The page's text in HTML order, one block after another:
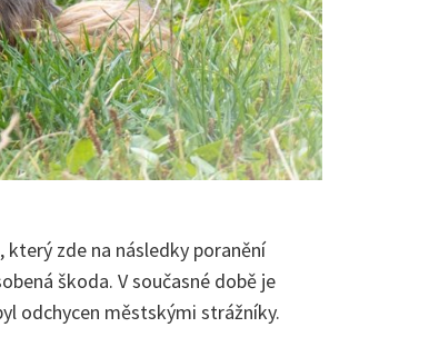
který zde na následky poranění
škoda. V současné době je
odchycen městskými strážníky.